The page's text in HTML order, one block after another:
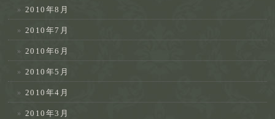
2010年8月
2010年7月
2010年6月
2010年5月
2010年4月
2010年3月